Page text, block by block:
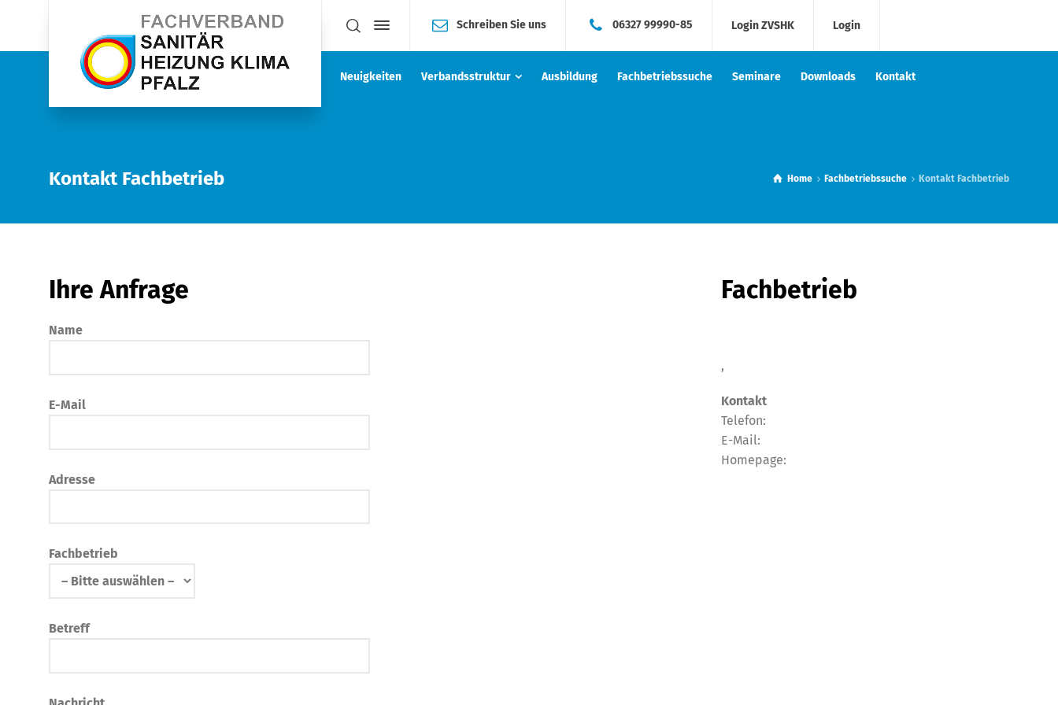
Schreiben Sie uns 06327 99990-85 Login ZVSHK Login
Neuigkeiten Verbandsstruktur Ausbildung Fachbetriebssuche Seminare Downloads Kontakt
Kontakt Fachbetrieb Home Fachbetriebssuche Kontakt Fachbetrieb
Ihre Anfrage
Name
E-Mail
Adresse
Fachbetrieb
Betreff
Fachbetrieb
,
Kontakt
Telefon:
E-Mail:
Homepage: